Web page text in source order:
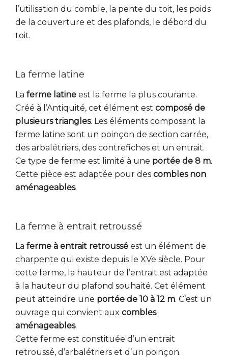
l’utilisation du comble, la pente du toit, les poids
de la couverture et des plafonds, le débord du
toit.
La ferme latine
La ferme latine est la ferme la plus courante.
Créé à l’Antiquité, cet élément est composé de
plusieurs triangles. Les éléments composant la
ferme latine sont un poinçon de section carrée,
des arbalétriers, des contrefiches et un entrait.
Ce type de ferme est limité à une portée de 8 m.
Cette pièce est adaptée pour des combles non
aménageables.
La ferme à entrait retroussé
La ferme à entrait retroussé est un élément de
charpente qui existe depuis le XVe siècle. Pour
cette ferme, la hauteur de l’entrait est adaptée
à la hauteur du plafond souhaité. Cet élément
peut atteindre une portée de 10 à 12 m. C’est un
ouvrage qui convient aux combles
aménageables.
Cette ferme est constituée d’un entrait
retroussé, d’arbalétriers et d’un poinçon.